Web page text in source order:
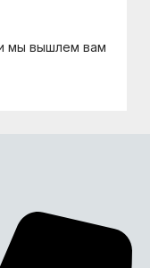
мы вышлем вам